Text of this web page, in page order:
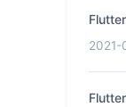
2021-